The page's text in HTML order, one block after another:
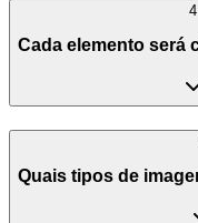
4
Cada elemento será
Quais tipos de